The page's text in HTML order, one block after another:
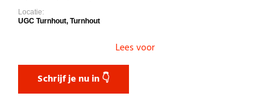
Locatie:
UGC Turnhout, Turnhout
Lees voor
Schrijf je nu in 👇